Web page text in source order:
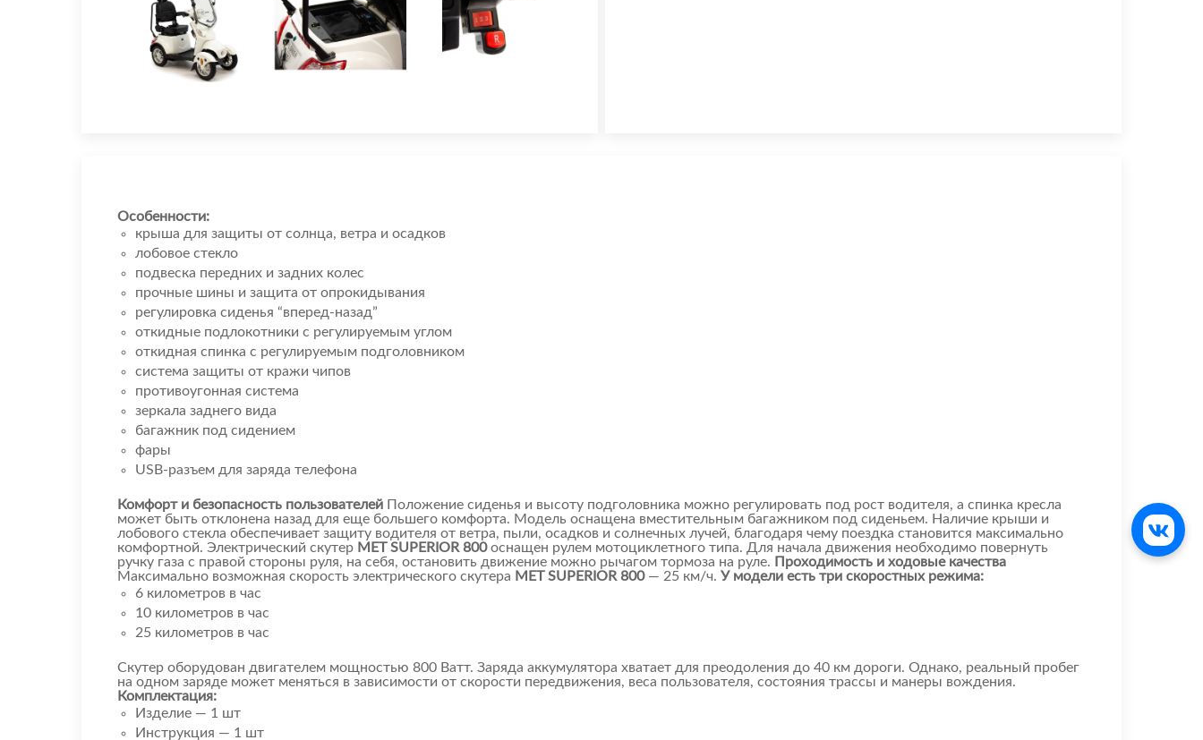
Особенности:
крыша для защиты от солнца, ветра и осадков
лобовое стекло
подвеска передних и задних колес
прочные шины и защита от опрокидывания
регулировка сиденья “вперед-назад”
откидные подлокотники с регулируемым углом
откидная спинка с регулируемым подголовником
система защиты от кражи чипов
противоугонная система
зеркала заднего вида
багажник под сидением
фары
USB-разъем для заряда телефона
Комфорт и безопасность пользователей Положение сиденья и высоту подголовника можно регулировать под рост водителя, а спинка кресла
может быть отклонена назад для еще большего комфорта. Модель оснащена вместительным багажником под сиденьем. Наличие крыши и
лобового стекла обеспечивает защиту водителя от ветра, пыли, осадков и солнечных лучей, благодаря чему поездка становится максимально
комфортной. Электрический скутер MET SUPERIOR 800оснащен рулем мотоциклетного типа. Для начала движения необходимо повернуть
ручку газа с правой стороны руля, на себя, остановить движение можно рычагом тормоза на руле. Проходимость и ходовые качества
Максимально возможная скорость электрического скутера MET SUPERIOR 800— 25 км/ч. У модели есть три скоростных режима:
6 километров в час
10 километров в час
25 километров в час
Скутер оборудован двигателем мощностью 800 Ватт. Заряда аккумулятора хватает для преодоления до 40 км дороги. Однако, реальный пробег
на одном заряде может меняться в зависимости от скорости передвижения, веса пользователя, состояния трассы и манеры вождения.
Комплектация:
Изделие — 1 шт
Инструкция — 1 шт